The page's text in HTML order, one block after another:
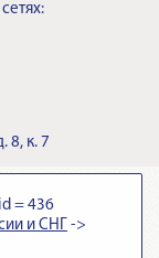
8, к. 7
= 436
и СНГ ->